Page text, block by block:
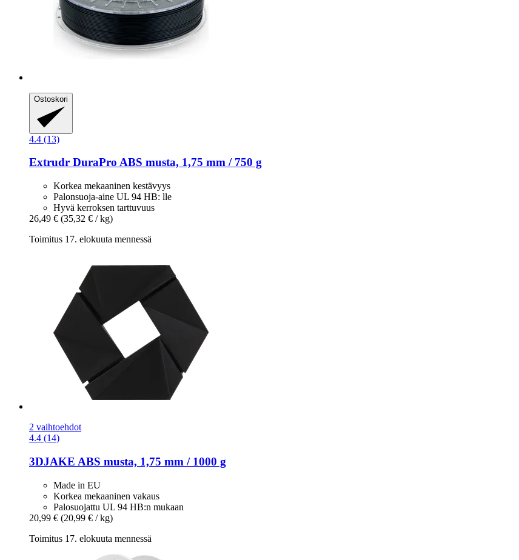
Ostoskori
4.4 (13)
Extrudr DuraPro ABS musta, 1,75 mm / 750 g
Korkea mekaaninen kestävyys
Palonsuoja-aine UL 94 HB: lle
Hyvä kerroksen tarttuvuus
26,49 € (35,32 € / kg)
Toimitus 17. elokuuta mennessä
2 vaihtoehdot
4.4 (14)
3DJAKE ABS musta, 1,75 mm / 1000 g
Made in EU
Korkea mekaaninen vakaus
Palosuojattu UL 94 HB:n mukaan
20,99 € (20,99 € / kg)
Toimitus 17. elokuuta mennessä